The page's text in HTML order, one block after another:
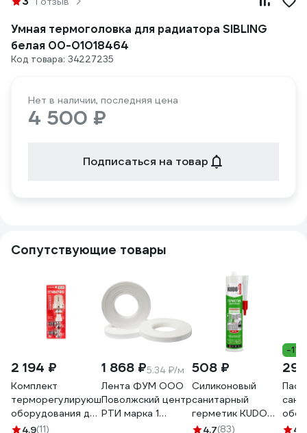
Умная термоголовка для радиатора SIBLING
белая 00-01018464
Код товара: 34227235
Нет в наличии, последняя цена
4 500 ₽
Подписаться на товар
Сопутствующие товары
2 194 ₽
Комплект
терморегулируюшего
оборудования для
радиатора,
4.9(11)
1 868 ₽5.34 ₽/м
Лента ФУМ ООО
Поволжский центр
РТИ марка 1
508 ₽
Силиконовый
санитарный
герметик KUDO
(белый; 280 мл)
4.7(83)
-17%
4.8